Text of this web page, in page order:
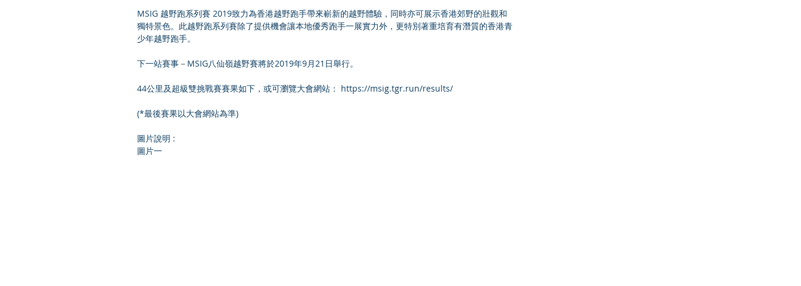
MSIG 越野跑系列賽 2019致力為香港越野跑手帶來嶄新的越野體驗，同時亦可展示香港郊野的壯觀和
獨特景色。此越野跑系列賽除了提供機會讓本地優秀跑手一展實力外，更特別著重培育有潛質的香港青
少年越野跑手。
下一站賽事－MSIG八仙嶺越野賽將於2019年9月21日舉行。
44公里及超級雙挑戰賽賽果如下，或可瀏覽大會網站： https://msig.tgr.run/results/
(*最後賽果以大會網站為準)
圖片說明 :
圖片一